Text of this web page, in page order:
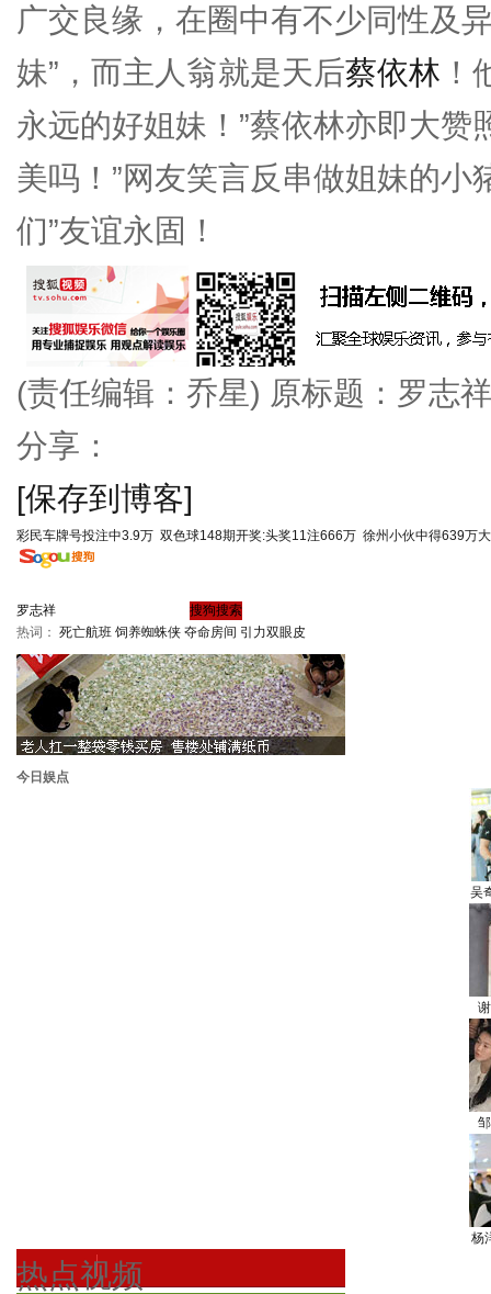
广交良缘，在圈中有不少同性及
妹”，而主人翁就是天后蔡依林
永远的好姐妹！”蔡依林亦即大赞
美吗！”网友笑言反串做姐妹的小
们”友谊永固！
(责任编辑：乔星) 原标题：罗志
分享：
[保存到博客]
彩民车牌号投注中3.9万 双色球148期开奖:头奖11注666万 徐州小伙中得639万
热词： 死亡航班 饲养蜘蛛侠 夺命房间 引力双眼皮
今日娱点
吴
杨
热点视频